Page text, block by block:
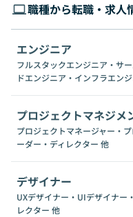
職種から転職・求人
エンジニア
フルスタックエンジニア・サ
ドエンジニア・インフラエン
プロジェクトマネジメ
プロジェクトマネージャー・
ーダー・ディレクター 他
デザイナー
UXデザイナー・UIデザイナー
レクター 他